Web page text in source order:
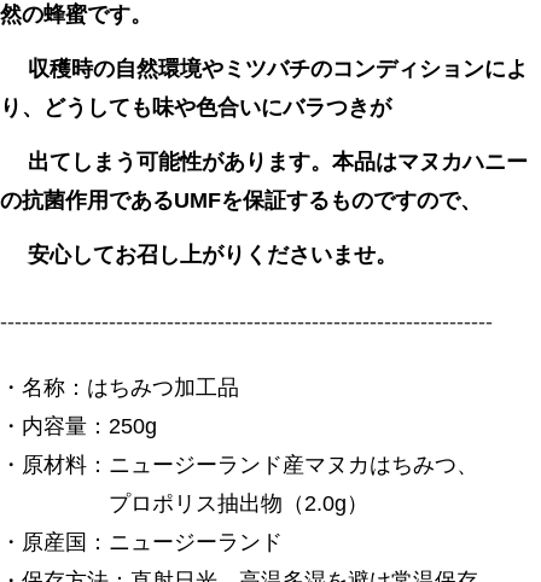
然の蜂蜜です。
収穫時の自然環境やミツバチのコンディションによ
り、どうしても味や色合いにバラつきが
出てしまう可能性があります。本品はマヌカハニー
の抗菌作用であるUMFを保証するものですので、
安心してお召し上がりくださいませ。
--------------------------------------------------------------------
・名称：はちみつ加工品
・内容量：250g
・原材料：ニュージーランド産マヌカはちみつ、
プロポリス抽出物（2.0g）
・原産国：ニュージーランド